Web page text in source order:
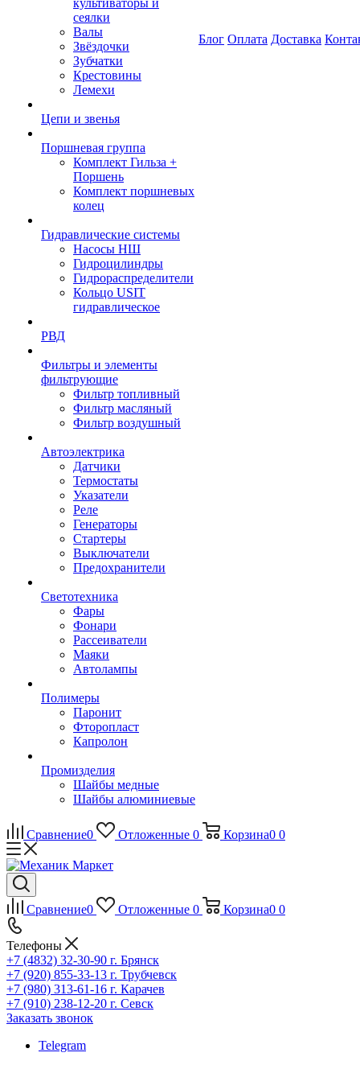
культиваторы и
сеялки
Валы
Звёздочки
Зубчатки
Крестовины
Лемехи
Цепи и звенья
Поршневая группа
Комплект Гильза +
Поршень
Комплект поршневых
колец
Гидравлические системы
Насосы НШ
Гидроцилиндры
Гидрораспределители
Кольцо USIT
гидравлическое
РВД
Фильтры и элементы
фильтрующие
Фильтр топливный
Фильтр масляный
Фильтр воздушный
Автоэлектрика
Датчики
Термостаты
Указатели
Реле
Генераторы
Стартеры
Выключатели
Предохранители
Светотехника
Фары
Фонари
Рассеиватели
Маяки
Автолампы
Полимеры
Паронит
Фторопласт
Капролон
Промизделия
Шайбы медные
Шайбы алюминиевые
Блог Оплата Доставка
Сравнение0 Отложенные 0 Корзина0 0
Сравнение0 Отложенные 0 Корзина0 0
Телефоны
+7 (4832) 32-30-90 г. Брянск
+7 (920) 855-33-13 г. Трубчевск
+7 (980) 313-61-16 г. Карачев
+7 (910) 238-12-20 г. Севск
Заказать звонок
Telegram